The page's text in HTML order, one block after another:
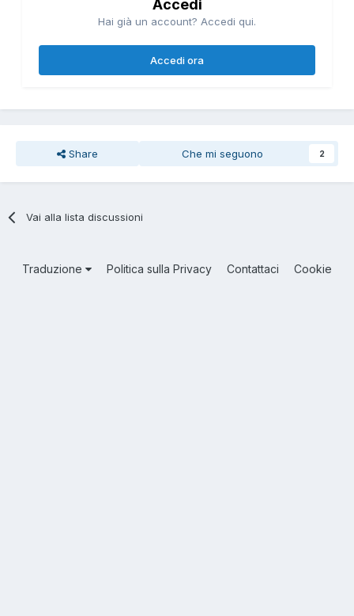
Accedi
Hai già un account? Accedi qui.
Accedi ora
Share Che mi seguono 2
Vai alla lista discussioni
Traduzione Politica sulla Privacy Contattaci Cookie